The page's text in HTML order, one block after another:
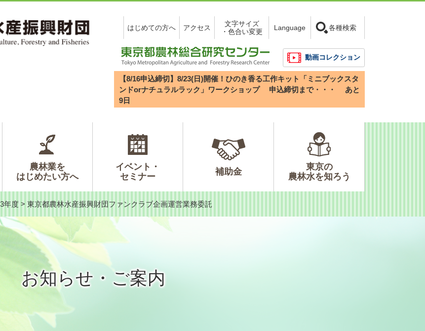
はじめての方へ アクセス
文字サイズ
・色合い変更
Language 各種検索
動画コレクション
【8/16申込締切】8/23(日)開催！ひのき香る工作キット「ミニブックスタ
ンドorナチュラルラック」ワークショップ
申込締切まで・・・
あと
9 日
農林業を
はじめたい方へ
イベント・
セミナー
補助金
東京の
農林水を知ろう
年度 > 東京都農林水産振興財団ファンクラブ企画運営業務委託
お知らせ・ご案内